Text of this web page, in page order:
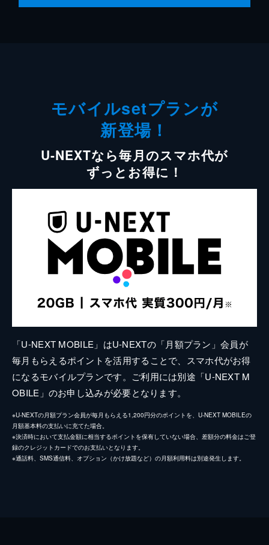
モバイルsetプランが
新登場！
U-NEXTなら毎月のスマホ代が
ずっとお得に！
「U-NEXT MOBILE」はU-NEXTの「月額プラン」会員が
毎月もらえるポイントを活用することで、スマホ代がお得
になるモバイルプランです。ご利用には別途「U-NEXT M
OBILE」のお申し込みが必要となります。
※U-NEXTの月額プラン会員が毎月もらえる1,200円分のポイントを、U-NEXT MOBILEの
月額基本料の支払いに充てた場合。
※決済時において支払金額に相当するポイントを保有していない場合、差額分の料金はご登
録のクレジットカードでのお支払いとなります。
※通話料、SMS通信料、オプション（かけ放題など）の月額利用料は別途発生します。